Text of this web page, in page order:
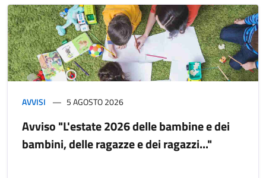
AVVISI 5 AGOSTO 2026
Avviso "L'estate 2026 delle bambine e dei
bambini, delle ragazze e dei ragazzi..."